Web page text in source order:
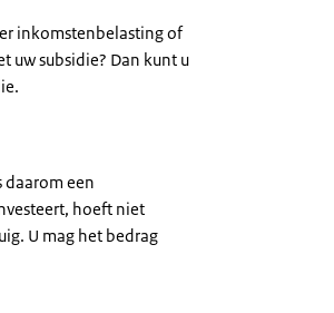
inkomstenbelasting of
uw subsidie? Dan kunt u
daarom een
hoeft niet
U mag het bedrag